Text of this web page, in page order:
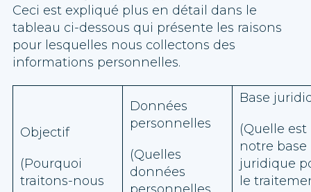
Ceci est expliqué plus en détail dans le
tableau ci-dessous qui présente les raisons
pour lesquelles nous collectons des
informations personnelles.
Objectif
(Pourquoi
traitons-nous
Données
personnelles
(Quelles
données
Base
(Quelle est
notre base
juridique
le